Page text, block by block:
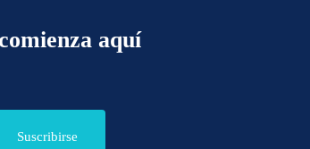
aquí
Suscribirse